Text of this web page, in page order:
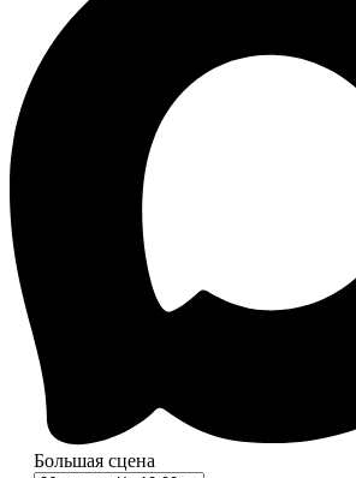
Большая сцена